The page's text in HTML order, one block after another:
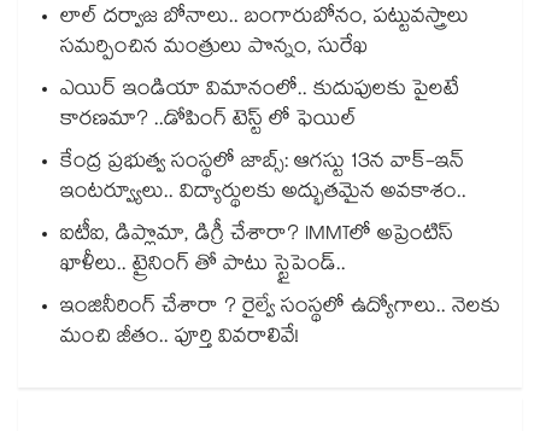
లాల్ దర్వాజ బోనాలు.. బంగారుబోనం, పట్టువస్త్రాలు
సమర్పించిన మంత్రులు పొన్నం, సురేఖ
ఎయిర్ ఇండియా విమానంలో.. కుదుపులకు పైలటే
కారణమా? ..డోపింగ్ టెస్ట్ లో ఫెయిల్
కేంద్ర ప్రభుత్వ సంస్థలో జాబ్స్: ఆగస్టు 13న వాక్-ఇన్
ఇంటర్వ్యూలు.. విద్యార్థులకు అద్భుతమైన అవకాశం..
ఐటీఐ, డిప్లొమా, డిగ్రీ చేశారా? IMMTలో అప్రెంటిస్
ఖాళీలు.. ట్రైనింగ్ తో పాటు స్టైపెండ్..
ఇంజినీరింగ్ చేశారా ? రైల్వే సంస్థలో ఉద్యోగాలు.. నెలకు
మంచి జీతం.. పూర్తి వివరాలివే!